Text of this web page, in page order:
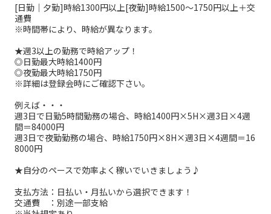
[日勤｜夕勤]時給1300円以上[夜勤]時給1500～1750円以上＋交
通費
※時間帯により、時給が異なります。
★週3以上の勤務で時給アップ！
◎日勤最大時給1400円
◎夜勤最大時給1750円
※詳細は登録会時にご確認下さい。
例えば・・・
週3日で日勤5時間勤務の場合、時給1400円×5H×週3日×4週
間＝84000円
週3日で夜勤勤務の場合、時給1750円×8H×週3日×4週間＝16
8000円
★自分のペースで効率よく稼いでいきましょう♪
支払方法：日払い・月払いから選択できます！
交通費 ：別途一部支給